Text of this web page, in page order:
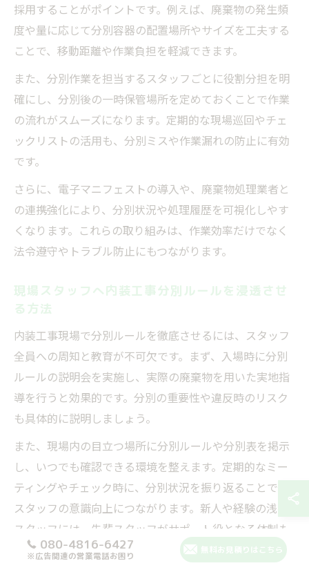
採用することがポイントです。例えば、廃棄物の発生頻
度や量に応じて分別容器の配置場所やサイズを工夫する
ことで、移動距離や作業負担を軽減できます。
また、分別作業を担当するスタッフごとに役割分担を明
確にし、分別後の一時保管場所を定めておくことで作業
の流れがスムーズになります。定期的な現場巡回やチェ
ックリストの活用も、分別ミスや作業漏れの防止に有効
です。
さらに、電子マニフェストの導入や、廃棄物処理業者と
の連携強化により、分別状況や処理履歴を可視化しやす
くなります。これらの取り組みは、作業効率だけでなく
法令遵守やトラブル防止にもつながります。
現場スタッフへ内装工事分別ルールを浸透させ
る方法
内装工事現場で分別ルールを徹底させるには、スタッフ
全員への周知と教育が不可欠です。まず、入場時に分別
ルールの説明会を実施し、実際の廃棄物を用いた実地指
導を行うと効果的です。分別の重要性や違反時のリスク
も具体的に説明しましょう。
また、現場内の目立つ場所に分別ルールや分別表を掲示
し、いつでも確認できる環境を整えます。定期的なミー
ティングやチェック時に、分別状況を振り返ることで、
スタッフの意識向上につながります。新人や経験の浅い
スタッフには、先輩スタッフがサポート役となる体制も
有効です。
080-4816-6427
※広告関連の営業電話お困り
無料お見積りはこちら